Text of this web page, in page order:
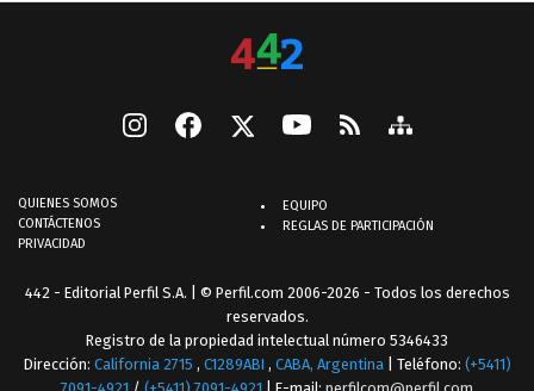
QUIENES SOMOS
CONTÁCTENOS
PRIVACIDAD
EQUIPO
REGLAS DE PARTICIPACIÓN
442 - Editorial Perfil S.A. | © Perfil.com 2006-2026 - Todos los derechos
reservados.
Registro de la propiedad intelectual número 5346433
Dirección: California 2715 , C1289ABI , CABA, Argentina | Teléfono: (+5411)